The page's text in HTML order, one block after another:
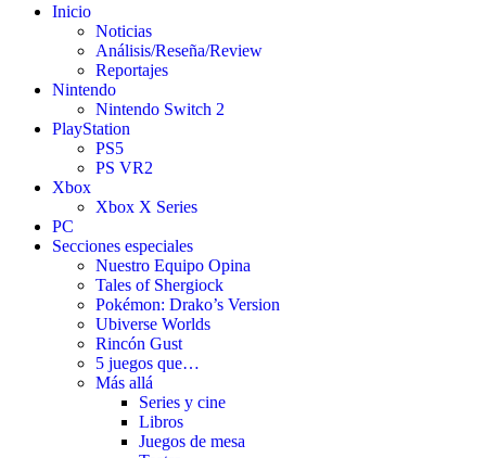
Inicio
Noticias
Análisis/Reseña/Review
Reportajes
Nintendo
Nintendo Switch 2
PlayStation
PS5
PS VR2
Xbox
Xbox X Series
PC
Secciones especiales
Nuestro Equipo Opina
Tales of Shergiock
Pokémon: Drako’s Version
Ubiverse Worlds
Rincón Gust
5 juegos que…
Más allá
Series y cine
Libros
Juegos de mesa